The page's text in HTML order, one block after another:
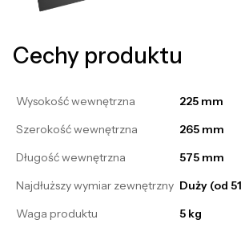
Cechy produktu
Wysokość wewnętrzna
225 mm
Szerokość wewnętrzna
265 mm
Długość wewnętrzna
575 mm
Najdłuższy wymiar zewnętrzny Duży (od
Waga produktu
5 kg